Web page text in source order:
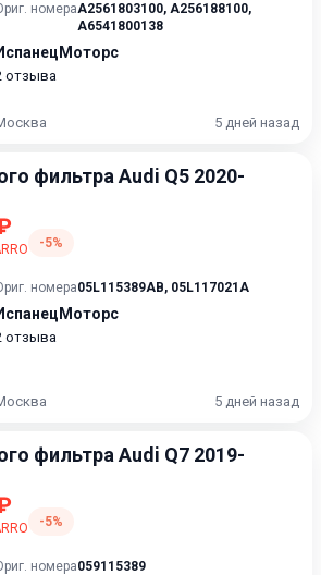
номераA2561803100, A256188100,
A6541800138
отзыва
5 дней назад
фильтра Audi Q5 2020-
-5%
номера05L115389AB, 05L117021A
отзыва
5 дней назад
фильтра Audi Q7 2019-
-5%
номера059115389